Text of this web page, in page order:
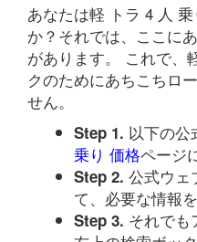
あなたは軽 トラ 4 人
か？それでは、ここに
があります。 これで、
クのためにあちこちロ
せん。
Step 1. 以下の公
乗り 価格ページ
Step 2. 公式ウェ
て、必要な情報
Step 3. それでも